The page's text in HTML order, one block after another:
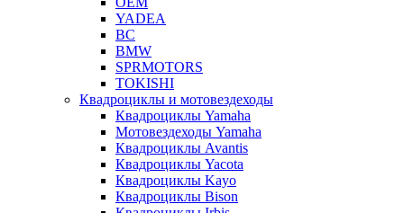
YADEA
BC
BMW
SPRMOTORS
TOKISHI
Квадроциклы и мотовездеходы
Квадроциклы Yamaha
Мотовездеходы Yamaha
Квадроциклы Avantis
Квадроциклы Yacota
Квадроциклы Kayo
Квадроциклы Bison